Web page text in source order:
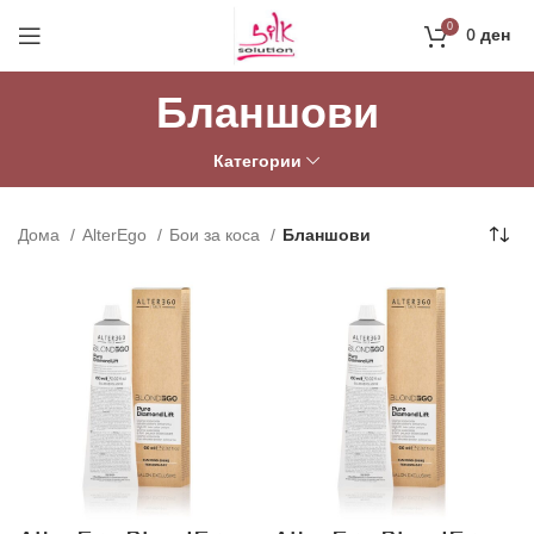
0 0ден
Бланшови
Категории
Дома AlterEgo Бои за коса Бланшови
Направи профил и добиј на меил код за 10%
попуст на прва нарачка